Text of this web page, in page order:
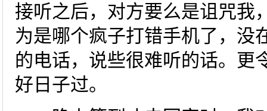
接听之后，对方要么是诅咒我
为是哪个疯子打错手机了，没
的电话，说些很难听的话。更
好日子过。